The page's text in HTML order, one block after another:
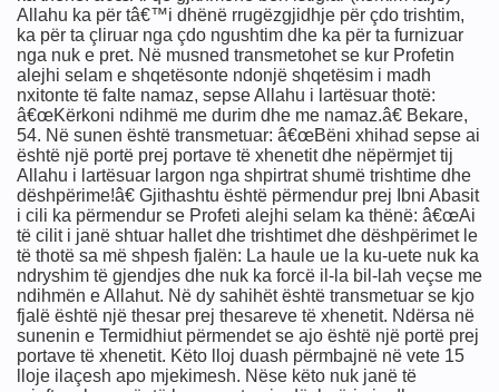
Allahu ka për tâ€™i dhënë rrugëzgjidhje për çdo trishtim,
ka për ta çliruar nga çdo ngushtim dhe ka për ta furnizuar
nga nuk e pret. Në musned transmetohet se kur Profetin
alejhi selam e shqetësonte ndonjë shqetësim i madh
nxitonte të falte namaz, sepse Allahu i lartësuar thotë:
â€œKërkoni ndihmë me durim dhe me namaz.â€ Bekare,
54. Në sunen është transmetuar: â€œBëni xhihad sepse ai
është një portë prej portave të xhenetit dhe nëpërmjet tij
Allahu i lartësuar largon nga shpirtrat shumë trishtime dhe
dëshpërime!â€ Gjithashtu është përmendur prej Ibni Abasit
i cili ka përmendur se Profeti alejhi selam ka thënë: â€œAi
të cilit i janë shtuar hallet dhe trishtimet dhe dëshpërimet le
të thotë sa më shpesh fjalën: La haule ue la ku-uete nuk ka
ndryshim të gjendjes dhe nuk ka forcë il-la bil-lah veçse me
ndihmën e Allahut. Në dy sahihët është transmetuar se kjo
fjalë është një thesar prej thesareve të xhenetit. Ndërsa në
sunenin e Termidhiut përmendet se ajo është një portë prej
portave të xhenetit. Këto lloj duash përmbajnë në vete 15
lloje ilaçesh apo mjekimesh. Nëse këto nuk janë të
LUFTËN, LIRINË
Ajnshtajn